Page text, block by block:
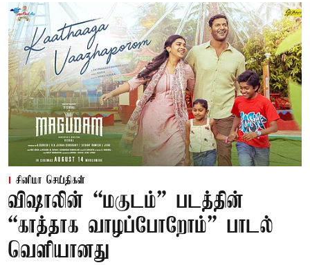
சினிமா செய்திகள்
விஷாலின் “மகுடம்” படத்தின்
“காத்தாக வாழப்போறோம்” பாடல்
வெளியானது